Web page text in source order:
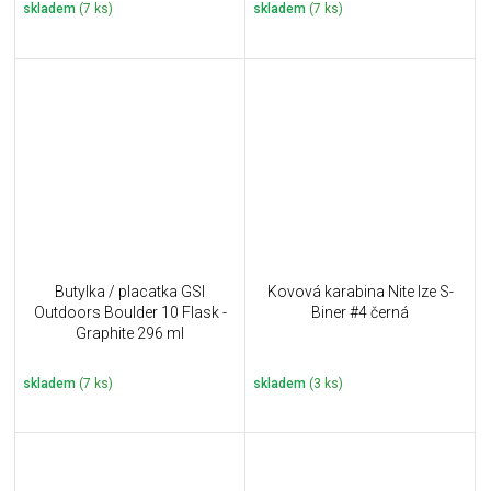
skladem (7 ks) skladem (7 ks)
Butylka / placatka GSI
Outdoors Boulder 10 Flask -
Graphite 296 ml
skladem (7 ks)
Kovová karabina Nite Ize S-
Biner #4 černá
skladem (3 ks)